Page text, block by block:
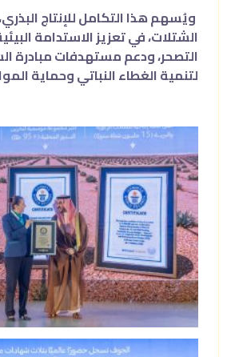
ويُسهم هذا التكامل للإنتاج البذري،
الشتلات، في تعزيز الاستدامة
التصحر، ودعم مستهدفات مبادرة
لتنمية الغطاء النباتي وحماية